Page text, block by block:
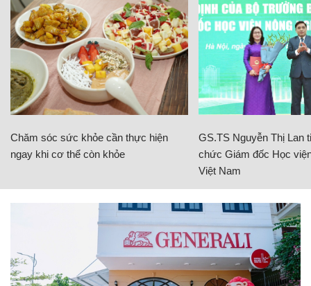
Chăm sóc sức khỏe cần thực hiện
ngay khi cơ thể còn khỏe
GS.TS Nguyễn Thị Lan
chức Giám đốc Học
Việt Nam